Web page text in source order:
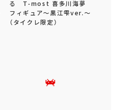
る T-most 喜多川海夢
フィギュア～黒江雫ver.～
（タイクレ限定）